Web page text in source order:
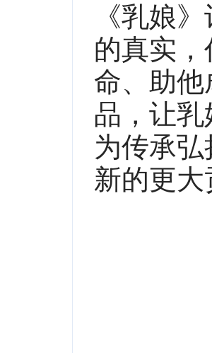
《乳娘
的真实
命、助
品，让
为传承
新的更